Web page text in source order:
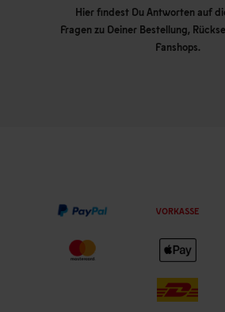
Hier findest Du Antworten auf
Fragen zu Deiner Bestellung,
Fanshops.
VORKASSE